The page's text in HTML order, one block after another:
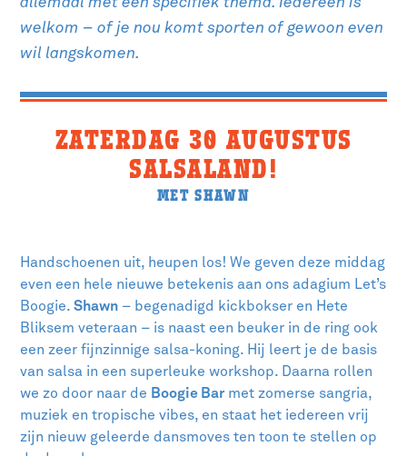
welkom – of je nou komt sporten of gewoon even
wil langskomen.
ZATERDAG 30 AUGUSTUS
SALSALAND!
MET SHAWN
Handschoenen uit, heupen los! We geven deze middag
even een hele nieuwe betekenis aan ons adagium Let’s
Boogie.Shawn – begenadigd kickbokser en Hete
Bliksem veteraan – is naast een beuker in de ring ook
een zeer fijnzinnige salsa-koning. Hij leert je de basis
van salsa in een superleuke workshop. Daarna rollen
we zo door naar de Boogie Bar met zomerse sangria,
muziek en tropische vibes, en staat het iedereen vrij
zijn nieuw geleerde dansmoves ten toon te stellen op